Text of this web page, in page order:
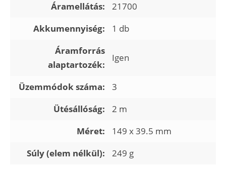
Áramellátás:
21700
Akkumennyiség:
1 db
Áramforrás
alaptartozék:
Igen
Üzemmódok száma:
3
Ütésállóság:
2 m
Méret:
149 x 39.5 mm
Súly (elem nélkül):
249 g